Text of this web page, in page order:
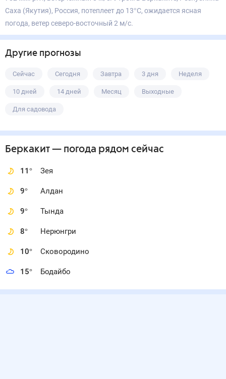
Саха (Якутия), Россия, потеплеет до 13°С, ожидается ясная
погода, ветер северо-восточный 2 м/с.
Другие прогнозы
Сейчас Сегодня Завтра 3 дня Неделя
10 дней 14 дней Месяц Выходные
Для садовода
Беркакит— погода рядом сейчас
11° Зея
9° Алдан
9° Тында
8° Нерюнгри
10° Сковородино
15° Бодайбо